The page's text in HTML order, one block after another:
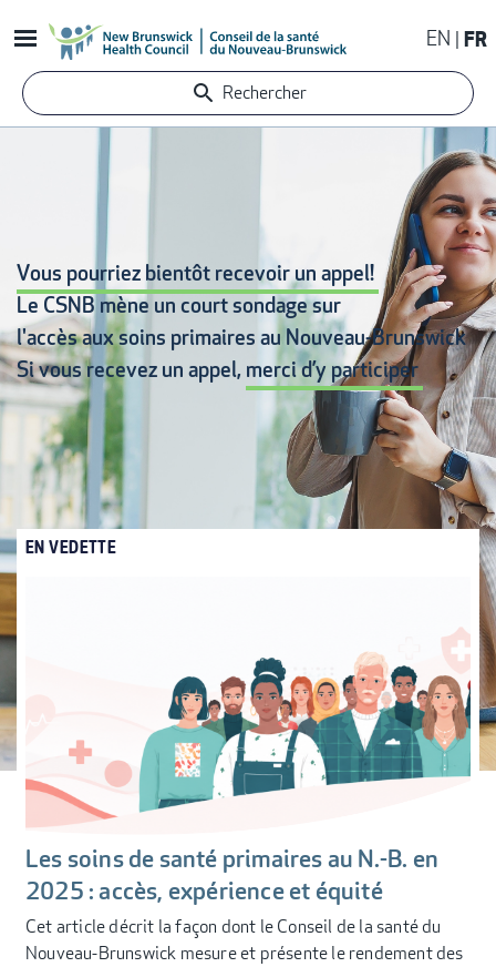
au
contenu
principal
EN FR
Rechercher
Vous pourriez bientôt recevoir un appel!
Le CSNB mène un court sondage sur
l'accès aux soins primaires au Nouveau-Brunswick
Si vous recevez un appel, merci d’y participer
EN VEDETTE
Les soins de santé primaires au N.-B. en
2025 : accès, expérience et équité
Cet article décrit la façon dont le Conseil de la santé du
Nouveau-Brunswick mesure et présente le rendement des